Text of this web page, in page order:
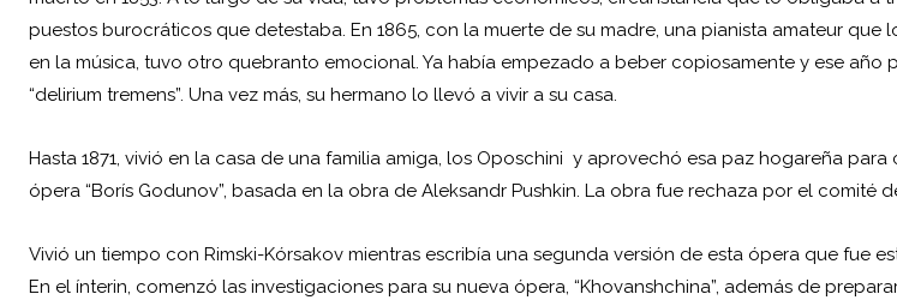
puestos burocráticos que detestaba. En 1865, con la muerte de su madre, una pianista amateur que
en la música, tuvo otro quebranto emocional. Ya había empezado a beber copiosamente y ese año
“delirium tremens”. Una vez más, su hermano lo llevó a vivir a su casa.
Hasta 1871, vivió en la casa de una familia amiga, los Oposchini y aprovechó esa paz hogareña para
ópera “Borís Godunov”, basada en la obra de Aleksandr Pushkin. La obra fue rechaza por el comité
Vivió un tiempo con Rimski-Kórsakov mientras escribía una segunda versión de esta ópera que fue
En el ínterin, comenzó las investigaciones para su nueva ópera, “Khovanshchina”, además de